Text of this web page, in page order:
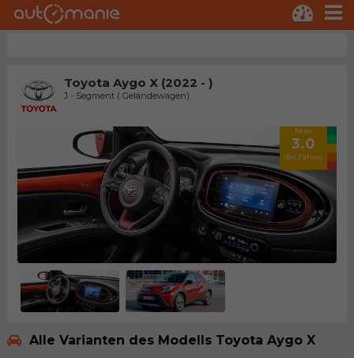
Toyota Aygo X (2022 - )
J - Segment ( Geländewagen)
Note
3.0
der Fahrer
Alle Varianten des Modells Toyota Aygo X